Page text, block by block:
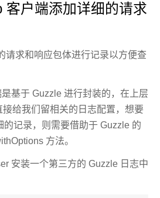
客户端添加详细的请求
请求和响应包体进行记录以方便查
基于 Guzzle 进行封装的，在上层
给我们留相关的日志配置，想要
的记录，则需要借助于 Guzzle 的
方法。
安装一个第三方的 Guzzle 日志中